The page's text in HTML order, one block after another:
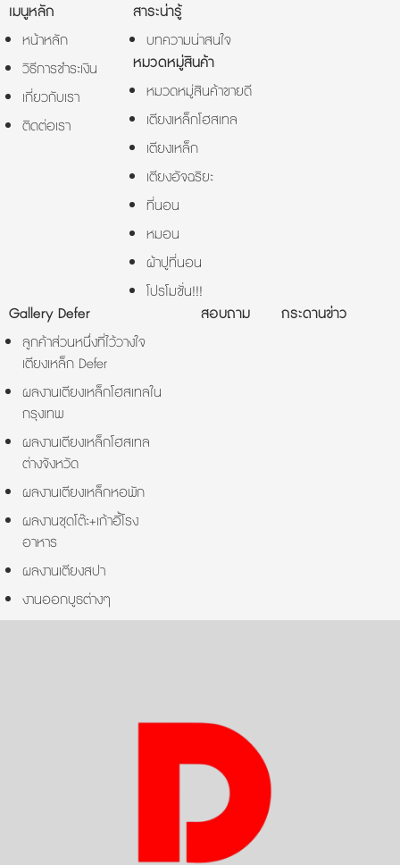
เมนูหลัก
หน้าหลัก
วิธีการชำระเงิน
เกี่ยวกับเรา
ติดต่อเรา
สาระน่ารู้
บทความน่าสนใจ
หมวดหมู่สินค้า
หมวดหมู่สินค้าขายดี
เตียงเหล็กโฮสเทล
เตียงเหล็ก
เตียงอัจฉริยะ
ที่นอน
หมอน
ผ้าปูที่นอน
โปรโมชั่น!!!
Gallery Defer
ลูกค้าส่วนหนึ่งที่ไว้วางใจ
เตียงเหล็ก Defer
ผลงานเตียงเหล็กโฮสเทลใน
กรุงเทพ
ผลงานเตียงเหล็กโฮสเทล
ต่างจังหวัด
ผลงานเตียงเหล็กหอพัก
ผลงานชุดโต๊ะ+เก้าอี้โรง
อาหาร
ผลงานเตียงสปา
งานออกบูธต่างๆ
สอบถาม กระดานข่าว